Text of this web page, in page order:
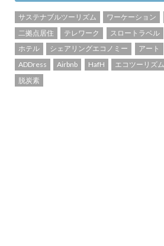
サステナブルツーリズム ワーケーション
二拠点居住
テレワーク スロートラベル
ホテル
シェアリングエコノミー アート
ADDress
Airbnb HafH エコツーリズム
脱炭素